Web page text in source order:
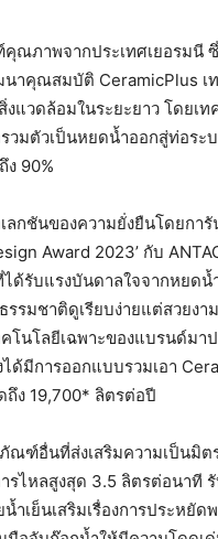
ภาพจากประเทศเยอรมนี
าคุณสมบัติ CeramicPlus เ
แวดล้อมในระยะยาว โดยเ
มตัวเป็นหยดน้ำออกสู่ท่อระบ
90%
กชันของความยั่งยืนโดยกา
Award 2023’ กับ
ด้รับแรงบันดาลใจจากหยดน้
มชาติดูเรียบง่ายแต่สวยงา
โนโลยีเฉพาะของแบรนด์ม
มีการออกแบบรวมเอา
ถึง 19,700* ลิตรต่อปี
ฑ์อื่นที่ส่งเสริมความเป็นมิต
รไหลสูงสุด 3.5 ลิตรต่อนาที
เย็นเสริมเรื่องการประหยัด